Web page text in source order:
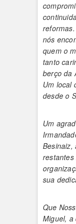
nós
quem o
tanto
berço da
Um local
desde o
Um
Besinaiz,
sua
Que
Miguel, a